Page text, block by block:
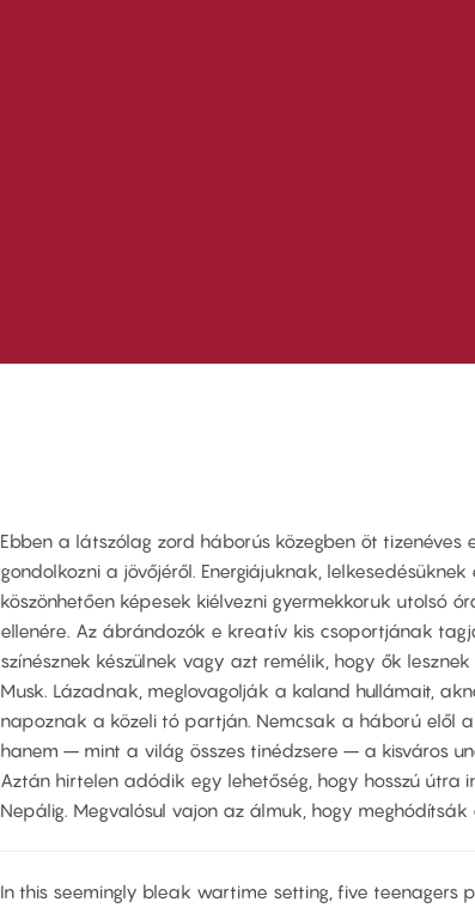
Ebben a látszólag zord háborús közegben öt tizenéves
gondolkozni a jövőjéről. Energiájuknak,
köszönhetően képesek kiélvezni gyermekkoruk utolsó
ellenére. Az ábrándozók e kreatív kis csoportjának
színésznek készülnek vagy azt remélik, hogy ők lesznek
Musk. Lázadnak, meglovagolják a kaland hullámait,
napoznak a közeli tó partján. Nemcsak a háború elől
hanem – mint a világ összes tinédzsere – a kisváros
Aztán hirtelen adódik egy lehetőség, hogy hosszú útra
Nepálig. Megvalósul vajon az álmuk, hogy
In this seemingly bleak wartime setting, five teenagers